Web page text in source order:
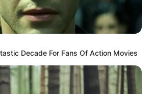
Dos jóvenes mueren y
cuatro resultan heridos en
accidente de tránsito en
Sucre
Decade For Fans Of Action Movies